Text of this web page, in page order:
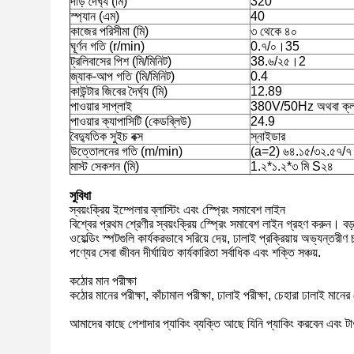
স্প্যান (এম)
40
কাজের পরিসীমা (মি)
৩ থেকে ৪০
ঘূর্ণন গতি (r/min)
0.৭/০।35
ট্রলিবাসের পিশ (মি/মিনিট)
38.৬/২৫।2
জ্যাক-আপ গতি (মি/মিনিট)
0.4
কাউন্টার জিবের দৈর্ঘ্য (মি)
12.89
পাওয়ার সাপ্লাই
380V/50Hz অথবা
পাওয়ার ক্যাপাসিটি (কেডব্লিউ)
24.9
বৈদ্যুতিক সুইচ বক্স
স্নাইডার
উত্তোলনের গতি (m/min)
(a=2) ৬৪.১৫/৩২.৫৭/
মাস্ট সেকশন (মি)
1.২*১.২*৩ মি S২৪
সুবিধা
স্বয়ংক্রিয় ইম্পেলার ব্লাস্টিং এবং স্প্রেিং সমাবেশ লাইন
বিশ্বের প্রথম শ্রেণীর স্বয়ংক্রিয় স্প্রেিং সমাবেশ লাইন গ্রহণ করুন।
ওয়েল্ডিং স্পটগুলি কার্যকরভাবে সরিয়ে দেয়, ঢালাই প্রক্রিয়ায়
পণ্যের সেবা জীবন দীর্ঘায়িত কার্যকারিতা সর্বাধিক এবং শক্তি সঞ্চয়.
কঠোর মান পরীক্ষা
কঠোর মানের পরীক্ষা, কাঁচামাল পরীক্ষা, ঢালাই পরীক্ষা, চেহারা ঢালাই
আমাদের কাছে পেশাদার প্যাকিং ব্যক্তি আছে যিনি প্যাকিং করবেন এবং